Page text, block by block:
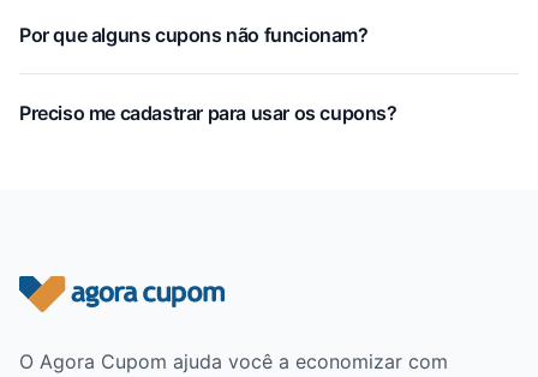
Por que alguns cupons não funcionam?
Preciso me cadastrar para usar os cupons?
Rodapé do site
O Agora Cupom ajuda você a economizar com